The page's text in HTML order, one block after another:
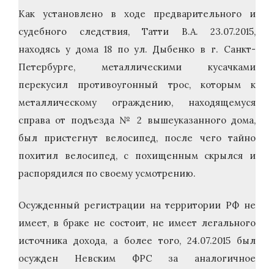
Как установлено в ходе предварительного и
судебного следствия, Татти В.А. 23.07.2015,
находясь у дома 18 по ул. Дыбенко в г. Санкт-
Петербурге, металлическими кусачками
перекусил противоугонный трос, которым к
металлическому ограждению, находящемуся
справа от подъезда № 2 вышеуказанного дома,
был пристегнут велосипед, после чего тайно
похитил велосипед, с похищенным скрылся и
распорядился по своему усмотрению.
Осужденный регистрации на территории РФ не
имеет, в браке не состоит, не имеет легального
источника дохода, а более того, 24.07.2015 был
осужден Невским ФРС за аналогичное